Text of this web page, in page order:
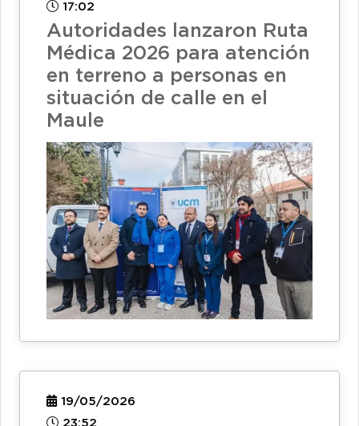
17:02
Autoridades lanzaron Ruta
Médica 2026 para atención
en terreno a personas en
situación de calle en el
Maule
19/05/2026
23:52